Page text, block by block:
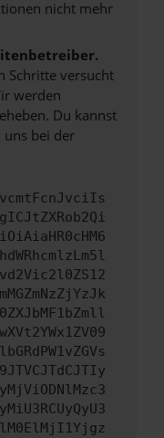
nicht mehr
Schritte versucht
werden
Du kannst
uns bei der